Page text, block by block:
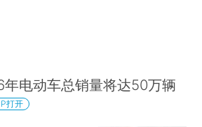
电动车总销量将达50万辆
打开